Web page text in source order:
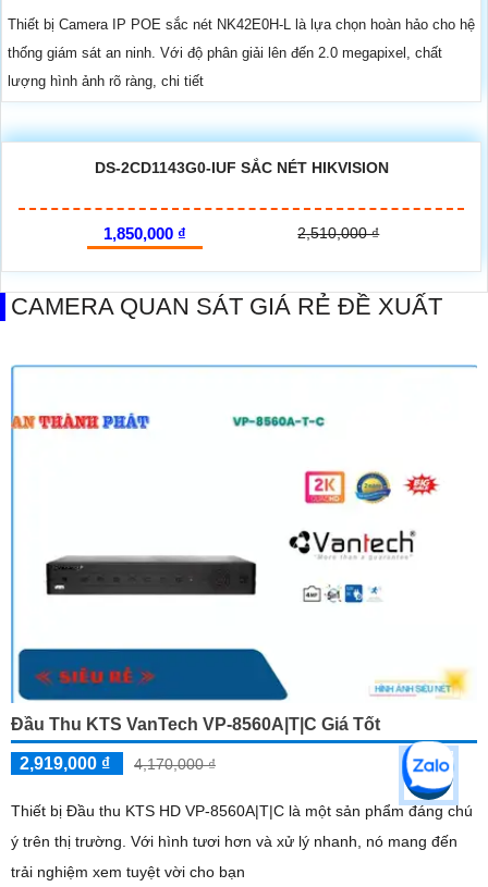
Thiết bị Camera IP POE sắc nét NK42E0H-L là lựa chọn hoàn hảo cho hệ
thống giám sát an ninh. Với độ phân giải lên đến 2.0 megapixel, chất
lượng hình ảnh rõ ràng, chi tiết
DS-2CD1143G0-IUF SẮC NÉT HIKVISION
1,850,000 ₫ 2,510,000 ₫
CAMERA QUAN SÁT GIÁ RẺ ĐỀ XUẤT
Đầu Thu KTS VanTech VP-8560A|T|C Giá Tốt
2,919,000 ₫ 4,170,000 ₫
Thiết bị Đầu thu KTS HD VP-8560A|T|C là một sản phẩm đáng chú
ý trên thị trường. Với hình tươi hơn và xử lý nhanh, nó mang đến
trải nghiệm xem tuyệt vời cho bạn